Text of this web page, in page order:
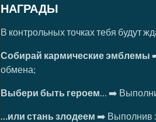
НАГРАДЫ
В контрольных точках тебя будут
Собирай кармические эмблемы
обмена;
Выбери быть героем… ➡️
…или стань злодеем ➡️ Выполнив